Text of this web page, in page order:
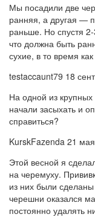
Мы посадили две
ранняя, а другая —
раньше. Но спустя
что должна быть
сухие, в то время как
testaccaunt79 18
На одной из
начали засыхать и
справиться?
KurskFazenda 21
Этой весной я
на черемуху.
из них были
черешни оказался
постоянно удалять